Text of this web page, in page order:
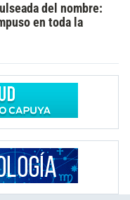
del nombre:
en toda la